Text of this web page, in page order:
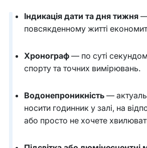
Індикація дати та дня тижня —
повсякденному житті
Хронограф — по суті
спорту та точних вимірювань.
Водонепроникність —
носити годинник у залі, на
або просто не хочете